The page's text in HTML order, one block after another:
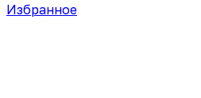
Избранное